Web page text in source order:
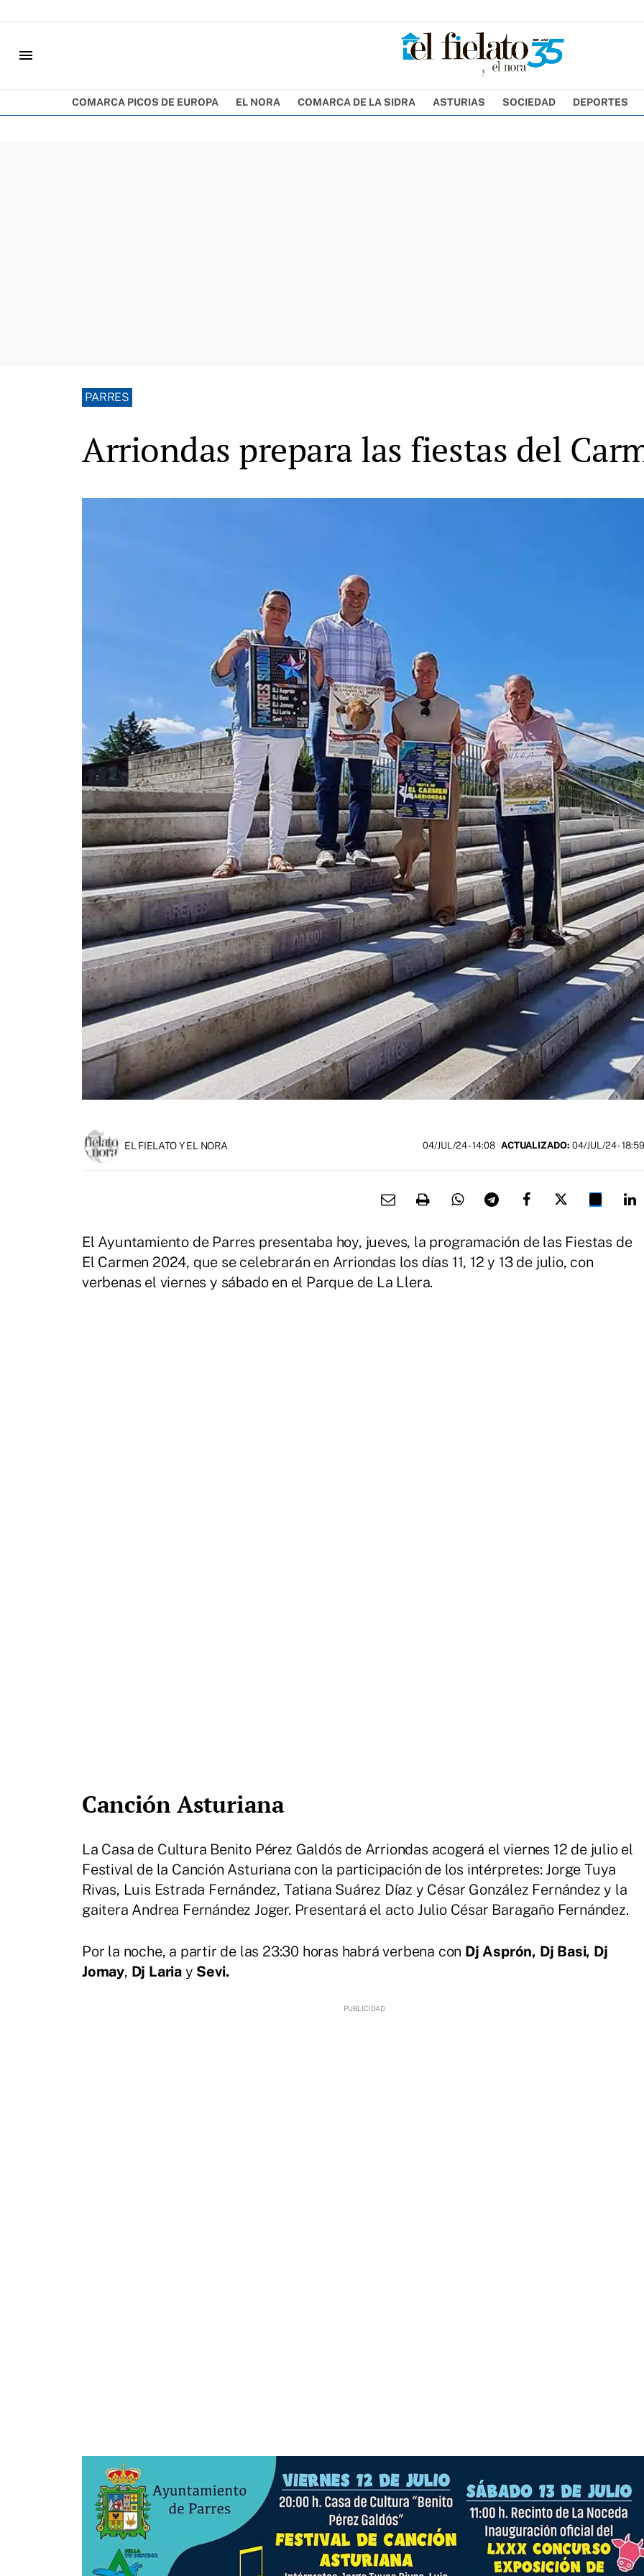
menu
COMARCA PICOS DE EUROPA EL NORA COMARCA DE LA SIDRA ASTURIAS SOCIEDAD DEPORTES
PARRES
Arriondas prepara las fiestas del
EL FIELATO Y EL NORA 04/JUL/24- 14:08 ACTUALIZADO: 04/JUL/24 - 18:59
El Ayuntamiento de Parres presentaba hoy, jueves, la programación de las Fiestas de
El Carmen 2024, que se celebrarán en Arriondas los días 11, 12 y 13 de julio, con
verbenas el viernes y sábado en el Parque de La Llera.
Canción Asturiana
La Casa de Cultura Benito Pérez Galdós de Arriondas acogerá el viernes 12 de julio el
Festival de la Canción Asturiana con la participación de los intérpretes: Jorge Tuya
Rivas, Luis Estrada Fernández, Tatiana Suárez Díaz y César González Fernández y la
gaitera Andrea Fernández Joger. Presentará el acto Julio César Baragaño Fernández.
Por la noche, a partir de las 23:30 horas habrá verbena con Dj Asprón, Dj Basi, Dj
Jomay, Dj Laria y Sevi.